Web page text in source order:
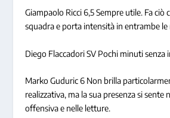
Giampaolo Ricci 6,5Sempre utile. Fa ciò
squadra e porta intensità in entrambe le
Diego Flaccadori SV Pochi minuti senza
Marko Guduric 6 Non brilla
realizzativa, ma la sua presenza si sente
offensiva e nelle letture.